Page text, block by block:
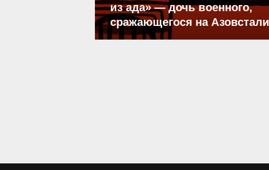
из ада» — дочь военного,
сражающегося на Азовстали